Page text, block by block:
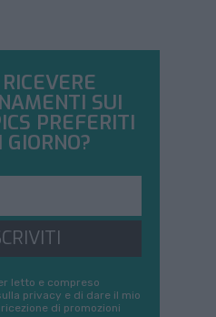
SUI
PREFERITI
GIORNO?
letto e compreso
privacy e di dare il mio
di promozioni